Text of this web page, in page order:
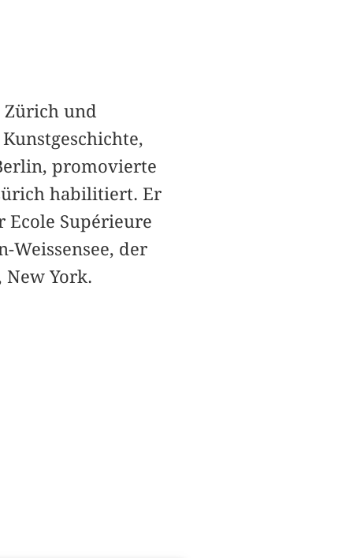
Zürich und
promovierte
habilitiert. Er
Ecole Supérieure
Weissensee, der
York.